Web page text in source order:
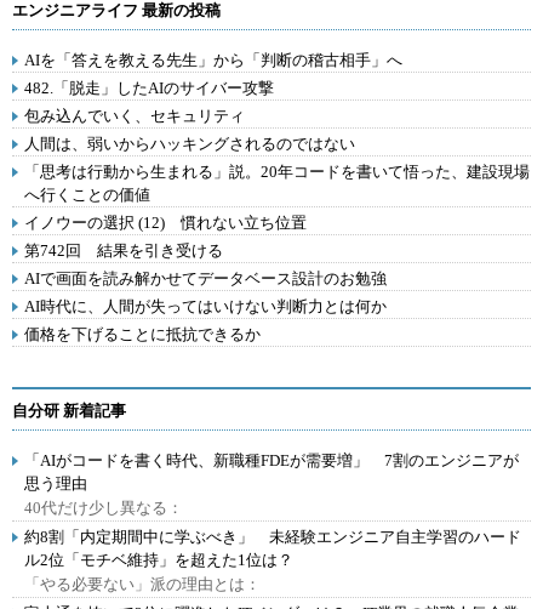
エンジニアライフ 最新の投稿
AIを「答えを教える先生」から「判断の稽古相手」へ
482.「脱走」したAIのサイバー攻撃
包み込んでいく、セキュリティ
人間は、弱いからハッキングされるのではない
「思考は行動から生まれる」説。20年コードを書いて悟った、建設現場
へ行くことの価値
イノウーの選択 (12) 慣れない立ち位置
第742回 結果を引き受ける
AIで画面を読み解かせてデータベース設計のお勉強
AI時代に、人間が失ってはいけない判断力とは何か
価格を下げることに抵抗できるか
自分研 新着記事
「AIがコードを書く時代、新職種FDEが需要増」 7割のエンジニアが
思う理由
40代だけ少し異なる：
約8割「内定期間中に学ぶべき」 未経験エンジニア自主学習のハード
ル2位「モチベ維持」を超えた1位は？
「やる必要ない」派の理由とは：